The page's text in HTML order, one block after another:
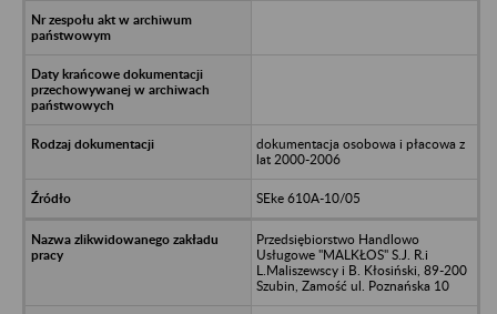
dokumentacja osobowa i płacowa z
lat 2000-2006
SEke 610A-10/05
Przedsiębiorstwo Handlowo
Usługowe "MALKŁOS" S.J. R.i
L.Maliszewscy i B. Kłosiński, 89-200
Szubin, Zamość ul. Poznańska 10